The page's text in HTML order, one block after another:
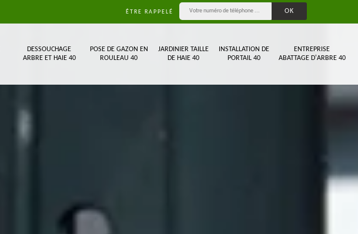
ÊTRE RAPPELÉ
DESSOUCHAGE
ARBRE ET HAIE 40
POSE DE GAZON EN
ROULEAU 40
JARDINIER TAILLE
DE HAIE 40
INSTALLATION DE
PORTAIL 40
ENTREPRISE
ABATTAGE D'ARBRE 40